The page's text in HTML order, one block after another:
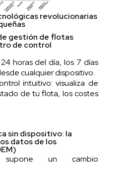
revolucionarias
gestión de flotas
de control
horas del día, los 7 días
cualquier dispositivo.
intuitivo: visualiza de
de tu flota, los costes
sin dispositivo: la
datos de los
un cambio